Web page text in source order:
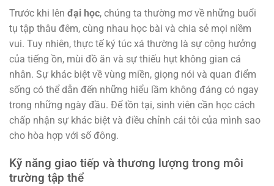
Trước khi lên đại học, chúng ta thường mơ về những buổi
tụ tập thâu đêm, cùng nhau học bài và chia sẻ mọi niềm
vui. Tuy nhiên, thực tế ký túc xá thường là sự cộng hưởng
của tiếng ồn, mùi đồ ăn và sự thiếu hụt không gian cá
nhân. Sự khác biệt về vùng miền, giọng nói và quan điểm
sống có thể dẫn đến những hiểu lầm không đáng có ngay
trong những ngày đầu. Để tồn tại, sinh viên cần học cách
chấp nhận sự khác biệt và điều chỉnh cái tôi của mình sao
cho hòa hợp với số đông.
Kỹ năng giao tiếp và thương lượng trong môi
trường tập thể